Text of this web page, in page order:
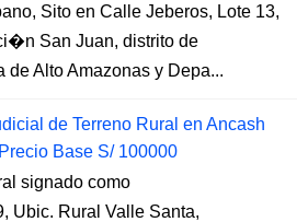
Sito en Calle Jeberos, Lote 13,
San Juan, distrito de
de Alto Amazonas y Depa...
de Terreno Rural en Ancash
Base S/ 100000
signado como
Ubic. Rural Valle Santa,